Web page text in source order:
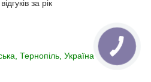
за рік
Тернопіль, Україна